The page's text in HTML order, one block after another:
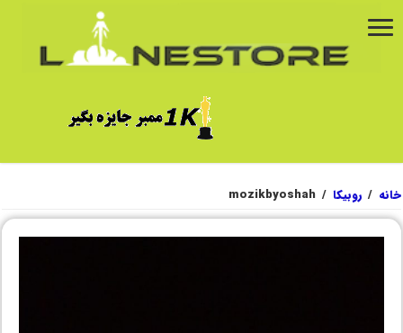
خانه / روبیکا /
mozikbyoshah